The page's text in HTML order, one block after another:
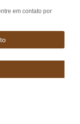
em contato por